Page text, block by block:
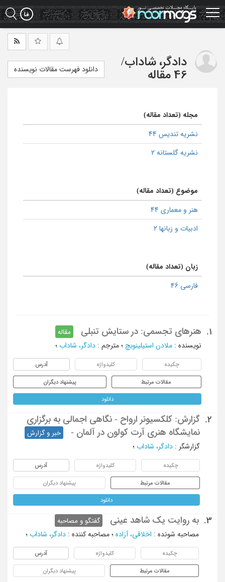
Skip
to
main
دادگر، شاداب/
46 مقاله
دانلود فهرست مقالات نویسنده
مجله (تعداد مقاله)
نشریه تندیس 44
نشریه گلستانه 2
موضوع (تعداد مقاله)
هنر و معماری 44
ادبیات و زبانها 2
زبان (تعداد مقاله)
فارسی 46
1. هنرهای تجسمی: در ستایش تنبلی
مقاله
نویسنده : ملادن استیلینویچ ؛ مترجم : دادگر، شاداب ؛
چکیده کلیدواژه آدرس
مقالات مرتبط پیشنهاد دیگران
دانلود
2.
گزارش: کلکسیونر ارواح - نگاهی اجمالی به برگزاری
نمایشگاه هنری آرت کولون در آلمان -
خبر و گزارش
گزارشگر : دادگر، شاداب ؛
چکیده کلیدواژه آدرس
مقالات مرتبط پیشنهاد دیگران
دانلود
3. به روایت یک شاهد عینی
گفتگو و مصاحبه
مصاحبه شونده : اخلاقی، آزاده ؛ مصاحبه کننده : دادگر، شاداب ؛
چکیده کلیدواژه آدرس
مقالات مرتبط پیشنهاد دیگران